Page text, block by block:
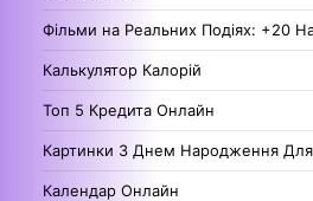
Фільми на Реальних Подіях: +20
Калькулятор Калорій
Топ 5 Кредита Онлайн
Картинки З Днем Народження Для
Календар Онлайн